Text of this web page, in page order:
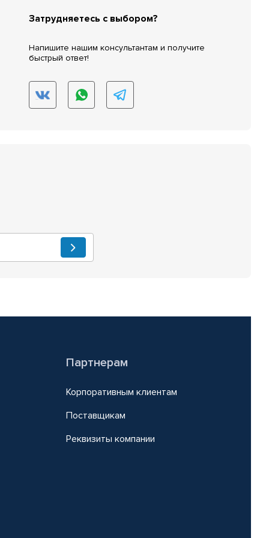
Затрудняетесь с выбором?
Напишите нашим консультантам и получите
быстрый ответ!
Партнерам
Корпоративным клиентам
Поставщикам
Реквизиты компании